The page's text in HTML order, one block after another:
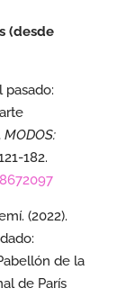
(desde
pasado:
MODOS:
182.
(2022).
de la
de París